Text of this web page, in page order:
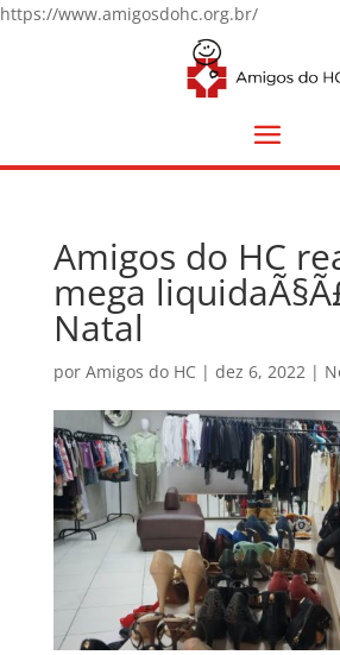
https://www.amigosdohc.org.br/
Amigos do HC
mega
Natal
por Amigos do HC | dez 6, 2022|